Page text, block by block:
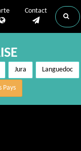
Contact
Jura Languedoc
Pays